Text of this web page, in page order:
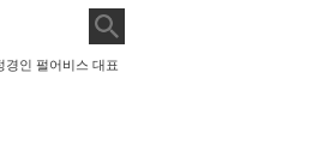
경인 펄어비스 대표